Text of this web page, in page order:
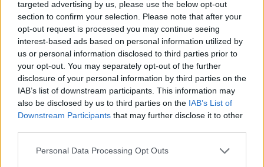
targeted advertising by us, please use the below opt-out
section to confirm your selection. Please note that after your
opt-out request is processed you may continue seeing
interest-based ads based on personal information utilized by
us or personal information disclosed to third parties prior to
your opt-out. You may separately opt-out of the further
disclosure of your personal information by third parties on the
IAB’s list of downstream participants. This information may
also be disclosed by us to third parties on the IAB’s List of
Downstream Participants that may further disclose it to other
Personal Data Processing Opt Outs
Szöllősi Gáborral, a Gardenfutura ügyvezetőjével beszélgettünk.
Történelmi aszály sújtja Nagy-